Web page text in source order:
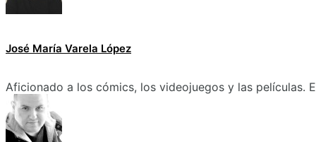
José María Varela López
Aficionado a los cómics, los videojuegos y las películas.